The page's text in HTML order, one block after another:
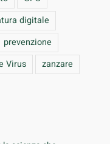
digitale
prevenzione
Virus zanzare